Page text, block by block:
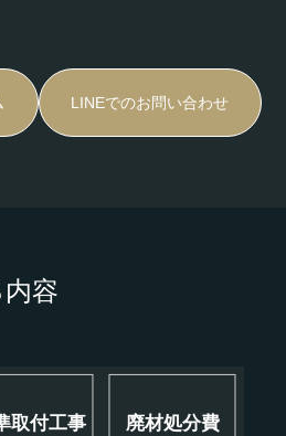
LINEでのお問い合わせ
容
取付工事 廃材処分費